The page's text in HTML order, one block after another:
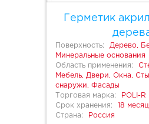
Герметик
Поверхность:
Дерево,
Минеральные основания
Область применения:
Мебель, Двери, Окна,
снаружи, Фасады
Торговая марка:
POLI-R
Срок хранения:
18
Страна:
Россия